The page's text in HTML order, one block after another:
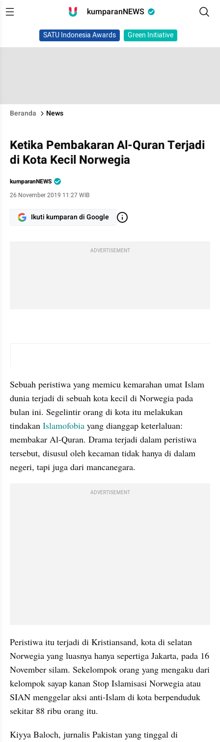
kumparanNEWS
SATU Indonesia Awards Green Initiative
Beranda News
Ketika Pembakaran Al-Quran Terjadi
di Kota Kecil Norwegia
kumparanNEWS
26 November 2019 11:27 WIB
Ikuti kumparan di Google
ADVERTISEMENT
Sebuah peristiwa yang memicu kemarahan umat Islam
dunia terjadi di sebuah kota kecil di Norwegia pada
bulan ini. Segelintir orang di kota itu melakukan
tindakan Islamofobia yang dianggap keterlaluan:
membakar Al-Quran. Drama terjadi dalam peristiwa
tersebut, disusul oleh kecaman tidak hanya di dalam
negeri, tapi juga dari mancanegara.
ADVERTISEMENT
Peristiwa itu terjadi di Kristiansand, kota di selatan
Norwegia yang luasnya hanya sepertiga Jakarta, pada 16
November silam. Sekelompok orang yang mengaku dari
kelompok sayap kanan Stop Islamisasi Norwegia atau
SIAN menggelar aksi anti-Islam di kota berpenduduk
sekitar 88 ribu orang itu.
Kiyya Baloch, jurnalis Pakistan yang tinggal di